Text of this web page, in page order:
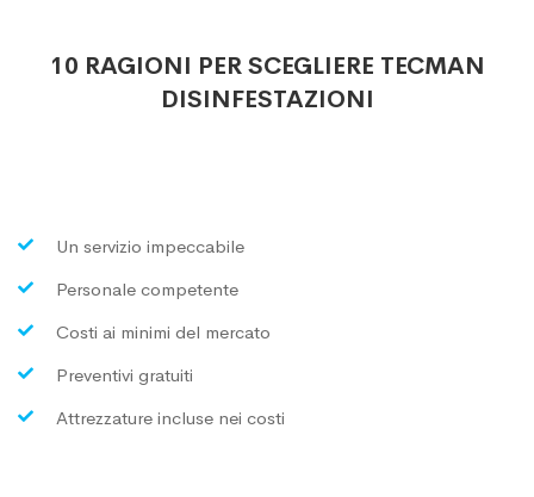
10 RAGIONI PER SCEGLIERE TECMAN
DISINFESTAZIONI
Un servizio impeccabile
Personale competente
Costi ai minimi del mercato
Preventivi gratuiti
Attrezzature incluse nei costi